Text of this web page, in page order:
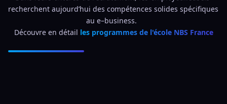
recherchent aujourd’hui des compétences solides spécifiques
au e–business.
Découvre en détail les programmes de l'école NBS France